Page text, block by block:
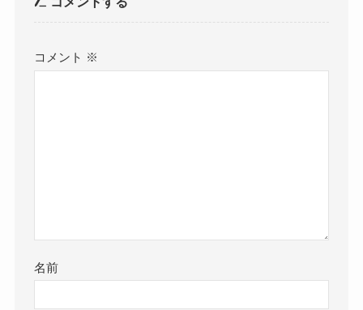
コメント ※
名前